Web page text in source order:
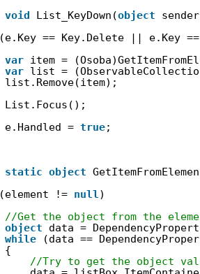
void List_KeyDown(object
(e.Key == Key.Delete || e.Key
var item =
var list =
list.Remove(item);
List.Focus();
e.Handled = true;
static object
(element != null )
//Get the object from the
object
data =
while
(data ==
{
//Try to get the object